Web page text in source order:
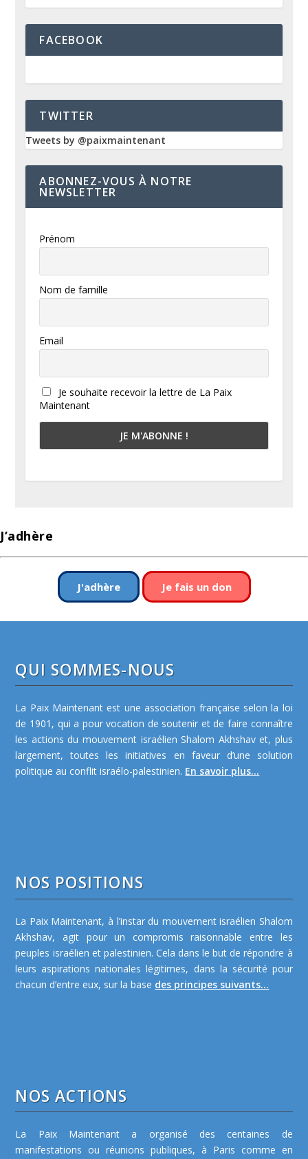
FACEBOOK
TWITTER
Tweets by @paixmaintenant
ABONNEZ-VOUS À NOTRE
NEWSLETTER
Prénom
Nom de famille
Email
Je souhaite recevoir la lettre de La Paix
Maintenant
J’adhère
J'adhère Je fais un don
QUI SOMMES-NOUS
La Paix Maintenant est une association française selon la loi
de 1901, qui a pour vocation de soutenir et de faire connaître
les actions du mouvement israélien Shalom Akhshav et, plus
largement, toutes les initiatives en faveur d’une solution
politique au conflit israélo-palestinien. En savoir plus...
NOS POSITIONS
La Paix Maintenant, à l’instar du mouvement israélien Shalom
Akhshav, agit pour un compromis raisonnable entre les
peuples israélien et palestinien. Cela dans le but de répondre à
leurs aspirations nationales légitimes, dans la sécurité pour
chacun d’entre eux, sur la base des principes suivants...
NOS ACTIONS
La Paix Maintenant a organisé des centaines de
manifestations ou réunions publiques, à Paris comme en